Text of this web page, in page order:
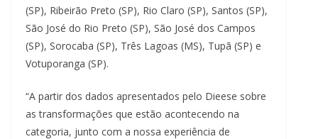
(SP), Ribeirão Preto (SP), Rio Claro (SP), Santos (SP),
São José do Rio Preto (SP), São José dos Campos
(SP), Sorocaba (SP), Três Lagoas (MS), Tupã (SP) e
Votuporanga (SP).
“A partir dos dados apresentados pelo Dieese sobre
as transformações que estão acontecendo na
categoria, junto com a nossa experiência de